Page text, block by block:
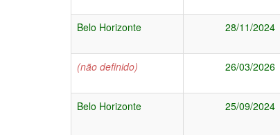
Belo Horizonte 28/11/2024
(não definido) 26/03/2026
Belo Horizonte 25/09/2024